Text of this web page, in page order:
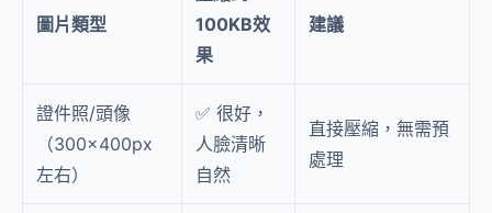
圖片類型
100KB效
果
建議
證件照/頭像
（300×400px
左右）
✅ 很好，
人臉清晰
自然
直接壓縮，無需預
處理